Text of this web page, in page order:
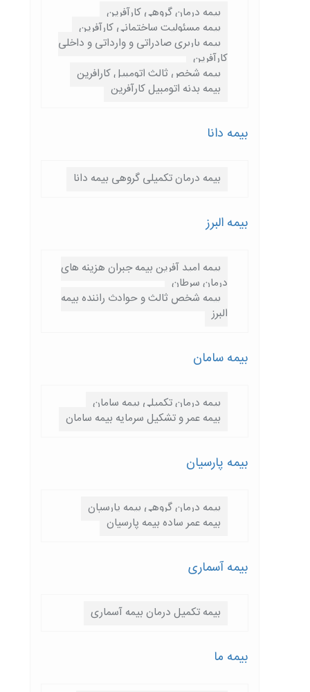
بیمه درمان گروهی کارآفرین
بیمه مسئولیت ساختمانی کارآفرین
بیمه باربری صادراتی و وارداتی و داخلی
کارآفرین
بیمه شخص ثالث اتومبیل کارافرین
بیمه بدنه اتومبیل کارآفرین
بیمه دانا
بیمه درمان تکمیلی گروهی بیمه دانا
بیمه البرز
بیمه امید آفرین بیمه جبران هزینه های
درمان سرطان
بیمه شخص ثالث و حوادث راننده بیمه
البرز
بیمه سامان
بیمه درمان تکمیلی بیمه سامان
بیمه عمر و تشکیل سرمایه بیمه سامان
بیمه پارسيان
بیمه درمان گروهی بیمه پارسیان
بیمه عمر ساده بیمه پارسیان
بیمه آسماری
بیمه تکمیل درمان بیمه آسماری
بیمه ما